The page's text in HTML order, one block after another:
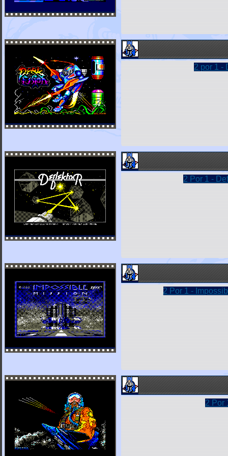
2 por 1 -
2 Por 1 -
2 Por 1 -
2 Por